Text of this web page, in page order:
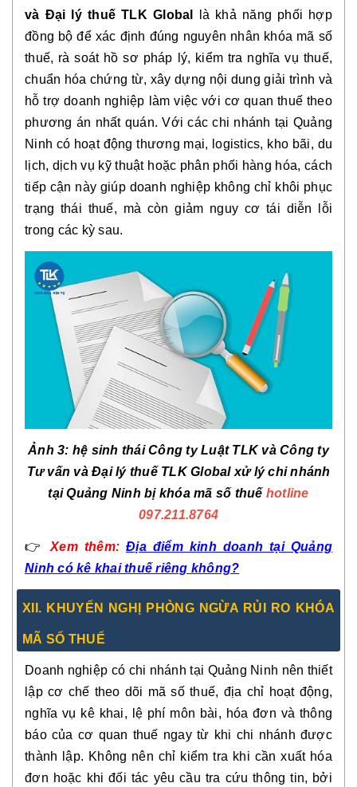
và Đại lý thuế TLK Global
là khả năng phối hợp
đồng bộ để xác định đúng nguyên nhân khóa mã số
thuế, rà soát hồ sơ pháp lý, kiểm tra nghĩa vụ thuế,
chuẩn hóa chứng từ, xây dựng nội dung giải trình và
hỗ trợ doanh nghiệp làm việc với cơ quan thuế theo
phương án nhất quán. Với các chi nhánh tại Quảng
Ninh có hoạt động thương mại, logistics, kho bãi, du
lịch, dịch vụ kỹ thuật hoặc phân phối hàng hóa, cách
tiếp cận này giúp doanh nghiệp không chỉ khôi phục
trạng thái thuế, mà còn giảm nguy cơ tái diễn lỗi
trong các kỳ sau.
Ảnh 3: hệ sinh thái Công ty Luật TLK và Công ty
Tư vấn và Đại lý thuế TLK Global xử lý chi nhánh
tại Quảng Ninh bị khóa mã số thuế hotline
097.211.8764
👉 Xem thêm: Địa điểm kinh doanh tại Quảng
Ninh có kê khai thuế riêng không?
XII. KHUYẾN NGHỊ PHÒNG NGỪA RỦI RO KHÓA
MÃ SỐ THUẾ
Doanh nghiệp có chi nhánh tại Quảng Ninh nên thiết
lập cơ chế theo dõi mã số thuế, địa chỉ hoạt động,
nghĩa vụ kê khai, lệ phí môn bài, hóa đơn và thông
báo của cơ quan thuế ngay từ khi chi nhánh được
thành lập. Không nên chỉ kiểm tra khi cần xuất hóa
đơn hoặc khi đối tác yêu cầu tra cứu thông tin, bởi